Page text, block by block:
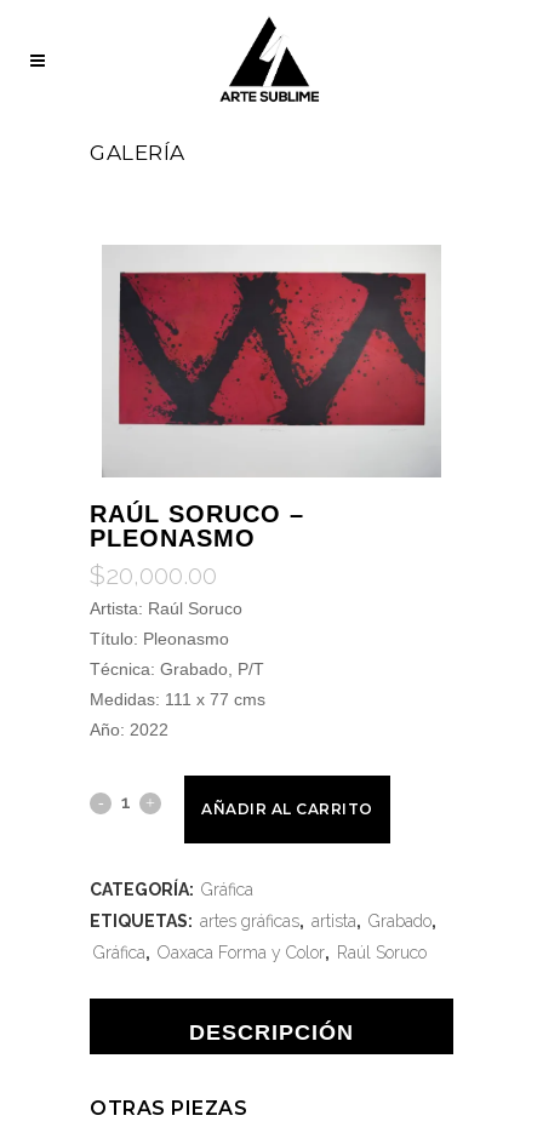
GALERÍA
RAÚL SORUCO –
PLEONASMO
$20,000.00
Artista: Raúl Soruco
Título: Pleonasmo
Técnica: Grabado, P/T
Medidas: 111 x 77 cms
Año: 2022
AÑADIR AL CARRITO
CATEGORÍA: Gráfica
ETIQUETAS: artes gráficas, artista, Grabado,
Gráfica, Oaxaca Forma y Color, Raúl Soruco
DESCRIPCIÓN
OTRAS PIEZAS